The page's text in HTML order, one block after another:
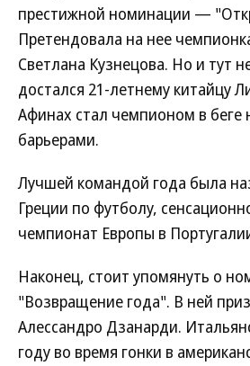
престижной номинации —
Претендовала на нее
Светлана Кузнецова. Но и тут
достался 21-летнему китайцу
Афинах стал чемпионом в беге
барьерами.
Лучшей командой года была
Греции по футболу,
чемпионат Европы в
Наконец, стоит упомянуть о
"Возвращение года". В ней
Алессандро Дзанарди.
году во время гонки в